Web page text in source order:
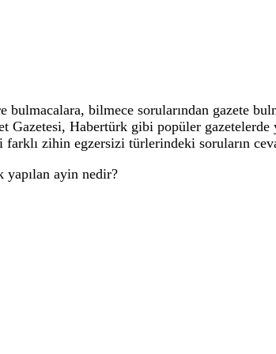
bilmece sorularından gazete
Gazetesi, Habertürk gibi popüler
farklı zihin egzersizi türlerindeki soruların
yapılan ayin nedir?